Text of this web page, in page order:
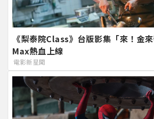
《梨泰院Class》台版影集「來！金
Max熱血上線
電影新星聞